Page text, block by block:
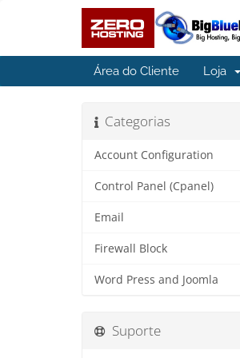
Área do Cliente Loja
Categorias
Account Configuration
Control Panel (Cpanel)
Email
Firewall Block
Word Press and Joomla
Suporte